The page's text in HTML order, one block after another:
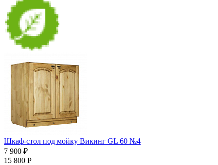
Шкаф-стол под мойку Викинг GL 60 №4
7 900 ₽
15 800 Р